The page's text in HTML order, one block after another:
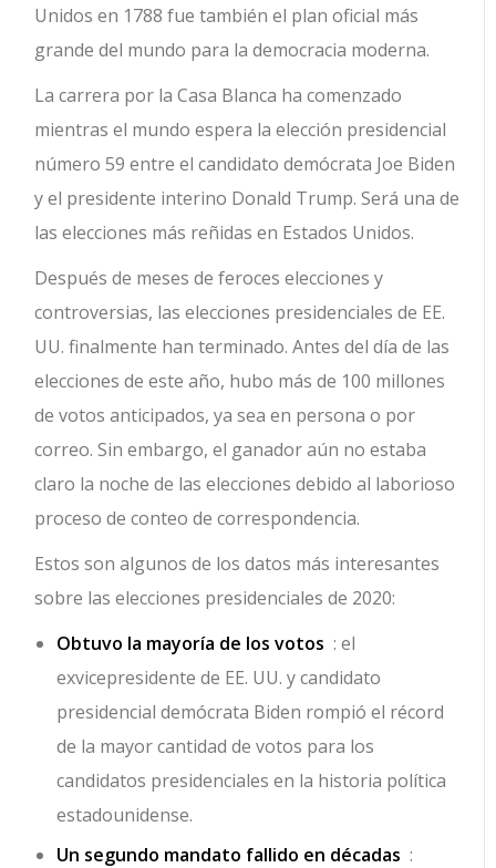
Unidos en 1788 fue también el plan oficial más
grande del mundo para la democracia moderna.
La carrera por la Casa Blanca ha comenzado
mientras el mundo espera la elección presidencial
número 59 entre el candidato demócrata Joe Biden
y el presidente interino Donald Trump. Será una de
las elecciones más reñidas en Estados Unidos.
Después de meses de feroces elecciones y
controversias, las elecciones presidenciales de EE.
UU. finalmente han terminado. Antes del día de las
elecciones de este año, hubo más de 100 millones
de votos anticipados, ya sea en persona o por
correo. Sin embargo, el ganador aún no estaba
claro la noche de las elecciones debido al laborioso
proceso de conteo de correspondencia.
Estos son algunos de los datos más interesantes
sobre las elecciones presidenciales de 2020:
Obtuvo la mayoría de los votos : el
exvicepresidente de EE. UU. y candidato
presidencial demócrata Biden rompió el récord
de la mayor cantidad de votos para los
candidatos presidenciales en la historia política
estadounidense.
Un segundo mandato fallido en décadas :